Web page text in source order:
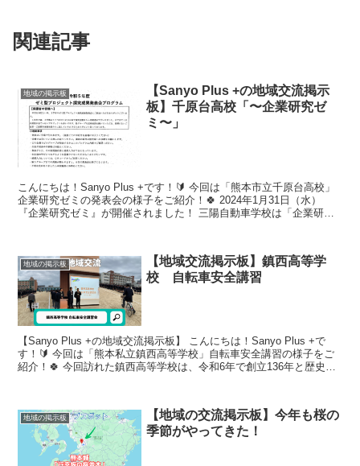
関連記事
地域の掲示板
【Sanyo Plus +の地域交流掲示
板】千原台高校「〜企業研究ゼ
ミ〜」
こんにちは！Sanyo Plus +です！🔰 今回は「熊本市立千原台高校」
企業研究ゼミの発表会の様子をご紹介！🍀 2024年1月31日（水）
『企業研究ゼミ』が開催されました！ 三陽自動車学校は「企業研究
地域の掲示板
【地域交流掲示板】鎮西高等学
校 自転車安全講習
【Sanyo Plus +の地域交流掲示板】 こんにちは！Sanyo Plus +で
す！🔰 今回は「熊本私立鎮西高等学校」自転車安全講習の様子をご
紹介！🍀 今回訪れた鎮西高等学校は、令和6年で創立136年と歴史
地域の掲示板
【地域の交流掲示板】今年も桜の
季節がやってきた！